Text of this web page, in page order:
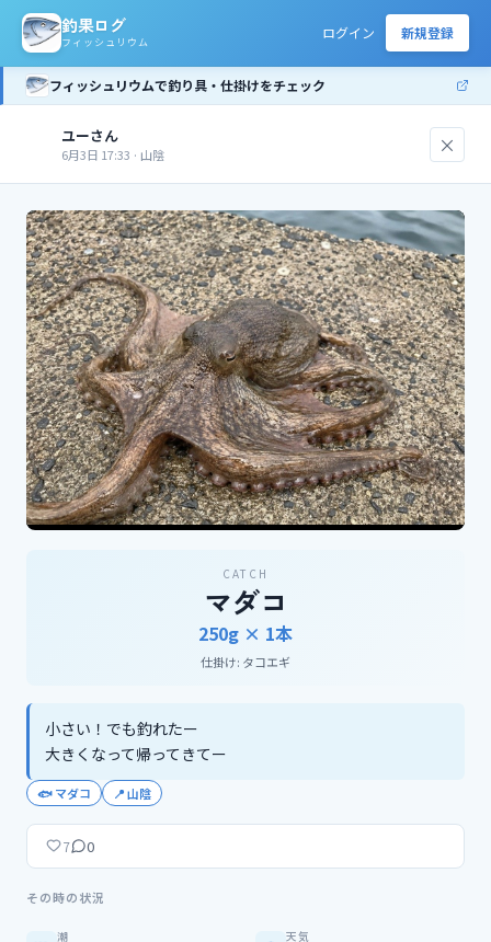
釣果ログ
フィッシュリウム
ログイン 新規登録
フィッシュリウムで釣り具・仕掛けをチェック
ユーさん
6月3日 17:33 · 山陰 ×
CATCH
マダコ
250g × 1本
仕掛け: タコエギ
小さい！でも釣れたー
大きくなって帰ってきてー
🐟マダコ 📍山陰
7 0
その時の状況
潮 天気